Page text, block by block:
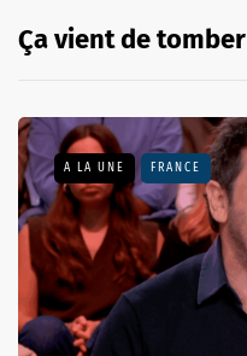
Ça vient de tomber
A LA UNE FRANCE